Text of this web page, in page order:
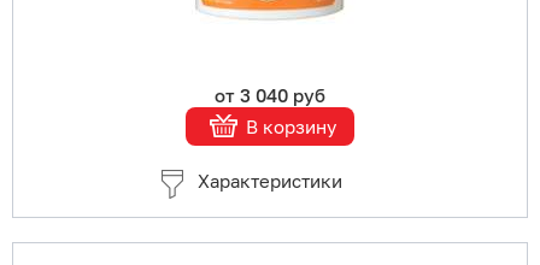
от 3 040 руб
В корзину
Характеристики